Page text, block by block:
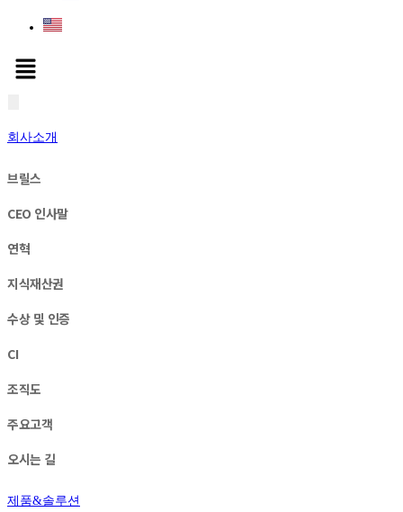
회사소개
브릴스
CEO 인사말
연혁
지식재산권
수상 및 인증
CI
조직도
주요고객
오시는 길
제품&솔루션